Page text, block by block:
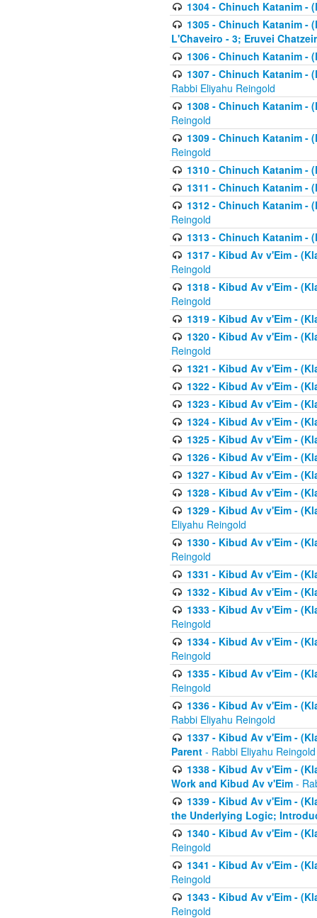
1304 - Chinuch Katanim -
1305 - Chinuch Katanim -
L'Chaveiro - 3; Eruvei
1306 - Chinuch Katanim -
1307 - Chinuch Katanim -
Rabbi Eliyahu Reingold
1308 - Chinuch Katanim -
Reingold
1309 - Chinuch Katanim -
Reingold
1310 - Chinuch Katanim -
1311 - Chinuch Katanim -
1312 - Chinuch Katanim -
Reingold
1313 - Chinuch Katanim -
1317 - Kibud Av v'Eim -
Reingold
1318 - Kibud Av v'Eim -
Reingold
1319 - Kibud Av v'Eim -
1320 - Kibud Av v'Eim -
Reingold
1321 - Kibud Av v'Eim -
1322 - Kibud Av v'Eim -
1323 - Kibud Av v'Eim -
1324 - Kibud Av v'Eim -
1325 - Kibud Av v'Eim -
1326 - Kibud Av v'Eim -
1327 - Kibud Av v'Eim -
1328 - Kibud Av v'Eim -
1329 - Kibud Av v'Eim -
Eliyahu Reingold
1330 - Kibud Av v'Eim -
Reingold
1331 - Kibud Av v'Eim -
1332 - Kibud Av v'Eim -
1333 - Kibud Av v'Eim -
Reingold
1334 - Kibud Av v'Eim -
Reingold
1335 - Kibud Av v'Eim -
Reingold
1336 - Kibud Av v'Eim -
Rabbi Eliyahu Reingold
1337 - Kibud Av v'Eim -
Parent - Rabbi Eliyahu Reingold
1338 - Kibud Av v'Eim -
Work and Kibud Av v'Eim -
1339 - Kibud Av v'Eim -
the Underlying Logic;
1340 - Kibud Av v'Eim -
Reingold
1341 - Kibud Av v'Eim -
Reingold
1343 - Kibud Av v'Eim -
Reingold